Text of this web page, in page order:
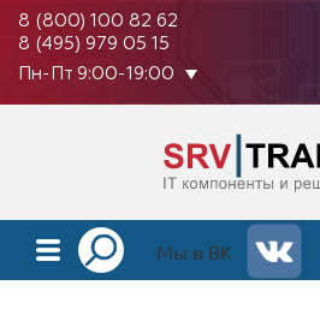
8 (800) 100 82 62
8 (495) 979 05 15
Пн-Пт 9:00-19:00
КАТАЛОГ
Мы в ВК